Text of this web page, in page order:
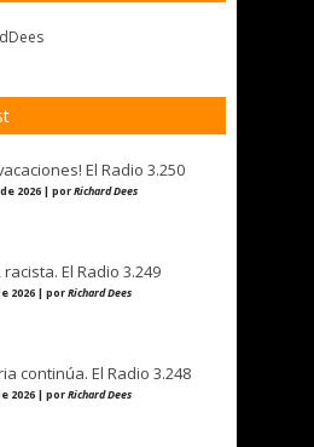
El Radio 3.250
2026 | porRichard Dees
El Radio 3.249
2026 | porRichard Dees
continúa. El Radio 3.248
2026 | porRichard Dees